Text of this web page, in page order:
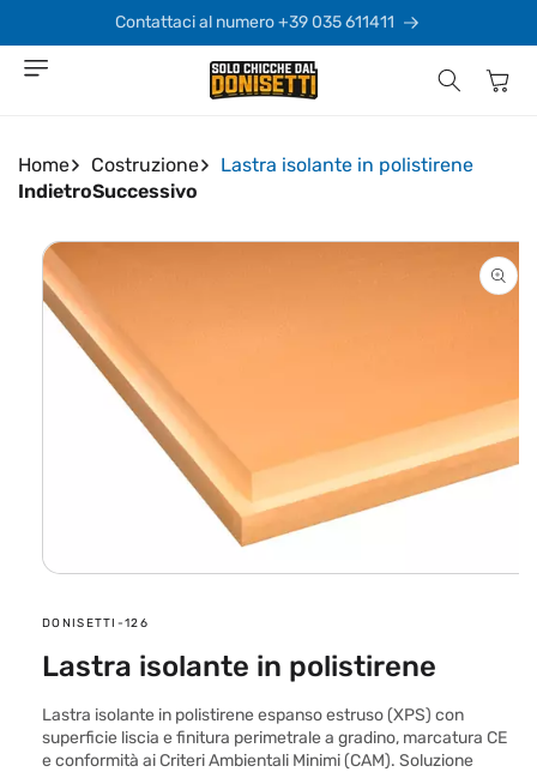
direttamente
ai contenuti
Contattaci al numero +39 035 611411
Carrello
Home Costruzione
Lastra isolante in polistirene
IndietroSuccessivo
Passa alle
informazioni
sul prodotto
multimediali
in
finestra
SKU:
DONISETTI-126
Lastra isolante in polistirene
Lastra isolante in polistirene espanso estruso (XPS) con
superficie liscia e finitura perimetrale a gradino, marcatura CE
e conformità ai Criteri Ambientali Minimi (CAM). Soluzione